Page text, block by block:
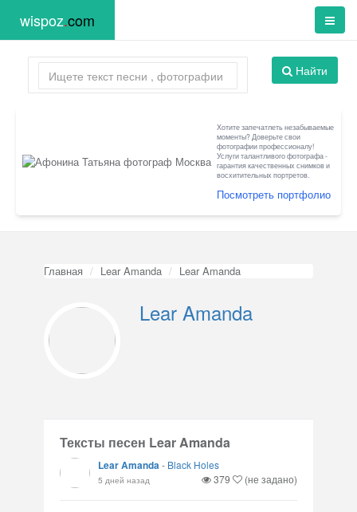
wispoz.com
Найти
Хотите запечатлеть незабываемые
моменты? Доверьте свои
фотографии профессионалу!
Услуги талантливого фотографа -
гарантия качественных снимков и
восхитительных портретов.
Посмотреть портфолио
Главная Lear Amanda Lear Amanda
Lear Amanda
Тексты песен Lear Amanda
Lear Amanda- Black Holes
5 дней назад 379 (не задано)